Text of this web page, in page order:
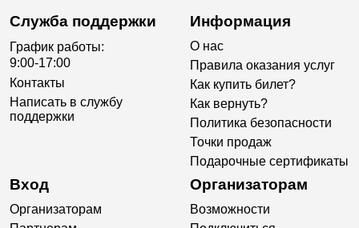
Служба поддержки
График работы:
9:00-17:00
Контакты
Написать в службу
поддержки
Информация
О нас
Правила оказания услуг
Как купить билет?
Как вернуть?
Политика безопасности
Точки продаж
Подарочные сертификаты
Вход
Организаторам
Организаторам
Возможности